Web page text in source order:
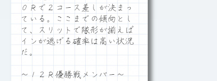
０Ｒで２コース差しが決まっ
ている。ここまでの傾向とし
て、スリットで隊形が揃えば
インが逃げる確率は高い状況
だ。
～１２Ｒ優勝戦メンバー～